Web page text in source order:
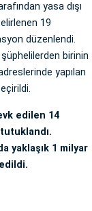
yasa dışı
19
düzenlendi.
birinin
yapılan
edilen 14
yaklaşık 1 milyar